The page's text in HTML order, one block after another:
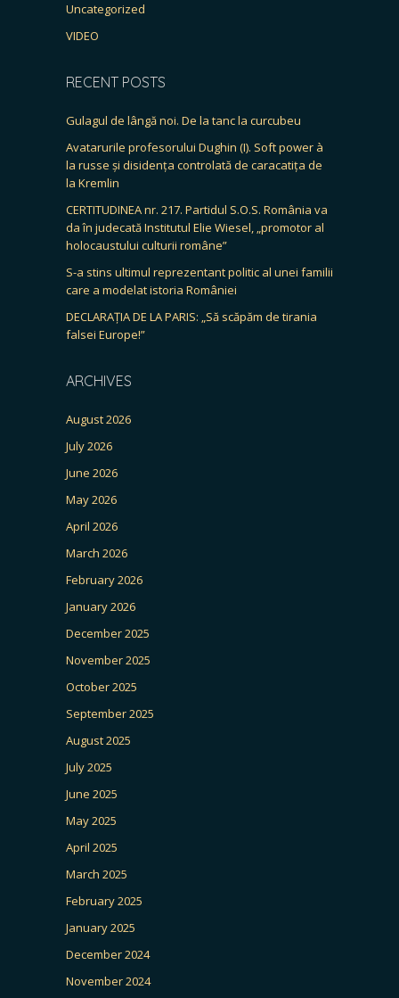
Uncategorized
VIDEO
RECENT POSTS
Gulagul de lângă noi. De la tanc la curcubeu
Avatarurile profesorului Dughin (I). Soft power à
la russe și disidența controlată de caracatița de
la Kremlin
CERTITUDINEA nr. 217. Partidul S.O.S. România va
da în judecată Institutul Elie Wiesel, „promotor al
holocaustului culturii române”
S-a stins ultimul reprezentant politic al unei familii
care a modelat istoria României
DECLARAȚIA DE LA PARIS: „Să scăpăm de tirania
falsei Europe!”
ARCHIVES
August 2026
July 2026
June 2026
May 2026
April 2026
March 2026
February 2026
January 2026
December 2025
November 2025
October 2025
September 2025
August 2025
July 2025
June 2025
May 2025
April 2025
March 2025
February 2025
January 2025
December 2024
November 2024